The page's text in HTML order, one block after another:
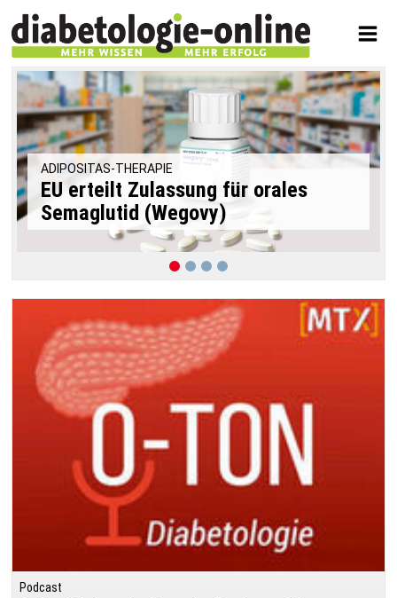
ADIPOSITAS-THERAPIE
EU erteilt Zulassung für orales
Semaglutid (Wegovy)
Podcast